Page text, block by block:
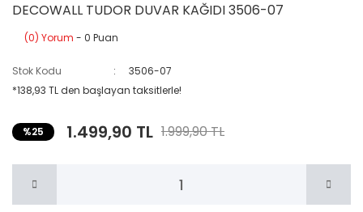
DECOWALL TUDOR DUVAR KAĞIDI 3506-07
(0) Yorum - 0 Puan
Stok Kodu
3506-07
*138,93 TL den başlayan taksitlerle!
%25 1.499,90 TL 1.999,90 TL